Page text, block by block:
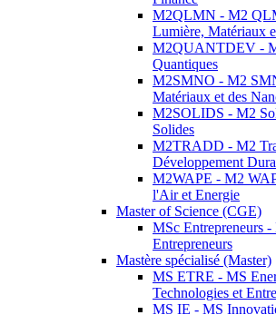
M2QLMN - M2
Lumière, Matériaux
M2QUANTDEV -
Quantiques
M2SMNO - M2
Matériaux et des
M2SOLIDS - M2
Solides
M2TRADD - M2
Développement
M2WAPE - M2
l'Air et Energie
Master of Science (CGE)
MSc Entrepreneurs
Entrepreneurs
Mastère spécialisé (Master)
MS ETRE - MS
Technologies et
MS IE - MS